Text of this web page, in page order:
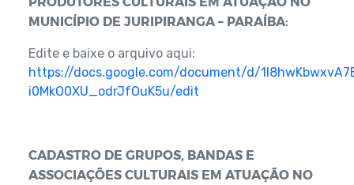
MUNICÍPIO DE JURIPIRANGA – PARAÍBA:
Edite e baixe o arquivo aqui:
https://docs.google.com/document/d/
i0MkO0XU_odrJfOuK5u/edit
CADASTRO DE GRUPOS, BANDAS E
ASSOCIAÇÕES CULTURAIS EM ATUAÇÃO NO